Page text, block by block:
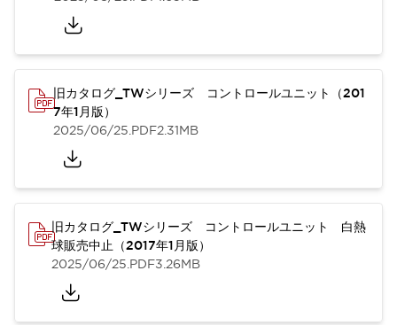
旧カタログ_TWシリーズ コントロールユニット（201
7年1月版）
2025/06/25.PDF2.31MB
旧カタログ_TWシリーズ コントロールユニット 白熱
球販売中止（2017年1月版）
2025/06/25.PDF3.26MB